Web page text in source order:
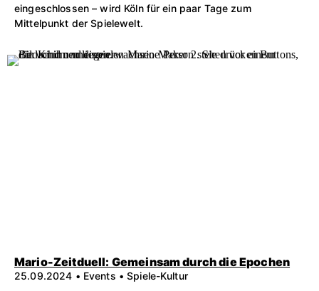
eingeschlossen – wird Köln für ein paar Tage zum
Mittelpunkt der Spielewelt.
Mario-Zeitduell: Gemeinsam durch die Epochen
25.09.2024 • Events • Spiele-Kultur